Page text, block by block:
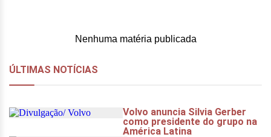
Nenhuma matéria publicada